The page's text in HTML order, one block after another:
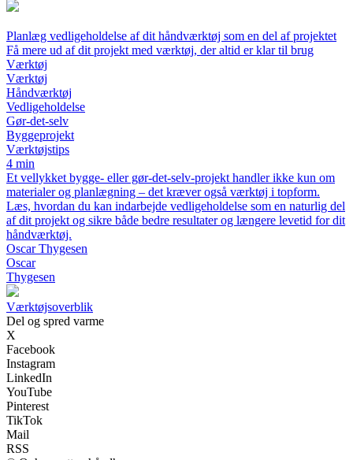
Planlæg vedligeholdelse af dit håndværktøj som en del af projektet
Få mere ud af dit projekt med værktøj, der altid er klar til brug
Værktøj
Værktøj
Håndværktøj
Vedligeholdelse
Gør-det-selv
Byggeprojekt
Værktøjstips
4 min
Et vellykket bygge- eller gør-det-selv-projekt handler ikke kun om
materialer og planlægning – det kræver også værktøj i topform.
Læs, hvordan du kan indarbejde vedligeholdelse som en naturlig del
af dit projekt og sikre både bedre resultater og længere levetid for dit
håndværktøj.
Oscar Thygesen
Oscar
Thygesen
Værktøjsoverblik
Del og spred varme
X
Facebook
Instagram
LinkedIn
YouTube
Pinterest
TikTok
Mail
RSS